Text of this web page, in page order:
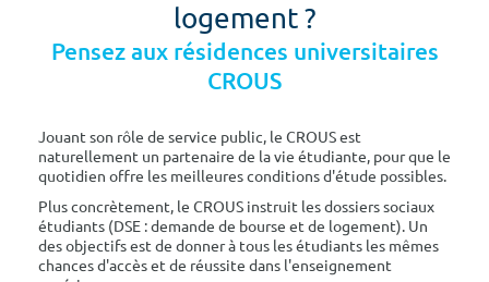
logement ?
Pensez aux résidences universitaires
CROUS
Jouant son rôle de service public, le CROUS est
naturellement un partenaire de la vie étudiante, pour que le
quotidien offre les meilleures conditions d'étude possibles.
Plus concrètement, le CROUS instruit les dossiers sociaux
étudiants (DSE : demande de bourse et de logement). Un
des objectifs est de donner à tous les étudiants les mêmes
chances d'accès et de réussite dans l'enseignement